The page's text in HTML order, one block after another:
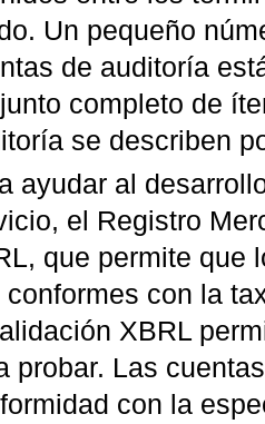
Un pequeño
de auditoría
completo de
se describen
ayudar al
el Registro
que permite que
conformes con la
XBRL
probar. Las
con la